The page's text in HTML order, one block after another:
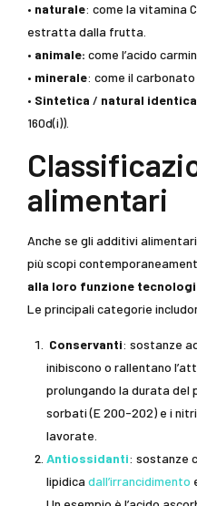
• naturale: come la vitamina
estratta dalla frutta.
• animale: come l’acido
• minerale: come il carbonato
• Sintetica / natural identica
160d(i)).
alimentari
Anche se gli additivi
più scopi
alla loro funzione
Le principali categorie
Conservanti: sostanze
inibiscono o rallentano
prolungando la durata del
sorbati (E 200-202) e i
lavorate.
Antiossidanti: sostanze
lipidica dall’irrancidimento